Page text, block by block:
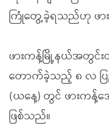
ကြုံတွေ့ခဲ့ရသည်ဟု ဖား
ဖားကန့်မြို့နယ်အတွင်
တောက်ခဲ့သည့် ၈ လ ပ
(ယနေ့) တွင် ဖားကန့်ဒ
ဖြစ်သည်။